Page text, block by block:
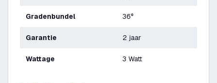
Gradenbundel 36°
Garantie 2 jaar
Wattage 3 Watt